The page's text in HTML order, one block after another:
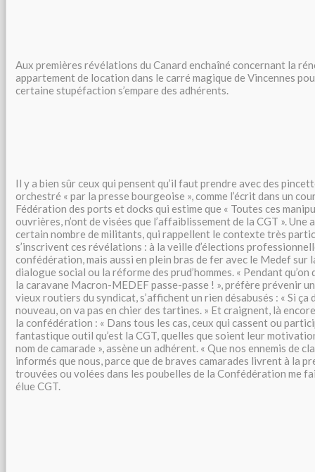
Aux premières révélations du Canard enchaîné concernant la
appartement de location dans le carré magique de Vincennes
certaine stupéfaction s’empare des adhérents.
Il y a bien sûr ceux qui pensent qu’il faut prendre avec des
orchestré « par la presse bourgeoise », comme l’écrit dans un
Fédération des ports et docks qui estime que « Toutes ces
ouvrières, n’ont de visées que l’affaiblissement de la CGT ». Une
certain nombre de militants, qui rappellent le contexte très
s’inscrivent ces révélations : à la veille d’élections
confédération, mais aussi en plein bras de fer avec le Medef sur
dialogue social ou la réforme des prud’hommes. « Pendant
la caravane Macron-MEDEF passe-passe ! », préfère prévenir
vieux routiers du syndicat, s’affichent un rien désabusés : « Si ça
nouveau, on va pas en chier des tartines. » Et craignent, là
la confédération : « Dans tous les cas, ceux qui cassent ou
fantastique outil qu’est la CGT, quelles que soient leur
nom de camarade », assène un adhérent. « Que nos ennemis de
informés que nous, parce que de braves camarades livrent à la
trouvées ou volées dans les poubelles de la Confédération me
élue CGT.